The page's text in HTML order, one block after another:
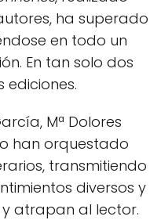
ha superado
en todo un
En tan solo dos
ediciones.
Mª Dolores
han orquestado
transmitiendo
diversos y
atrapan al lector.